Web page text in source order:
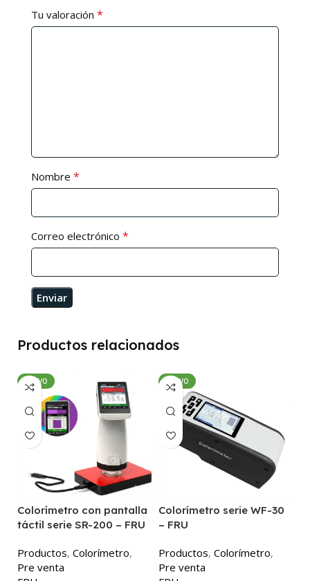
Tu valoración *
Nombre *
Correo electrónico *
Productos relacionados
NUEVO
Colorímetro con pantalla
táctil serie SR-200 – FRU
Productos, Colorímetro,
Pre venta
NUEVO
Colorímetro serie WF-30
– FRU
Productos, Colorímetro,
Pre venta